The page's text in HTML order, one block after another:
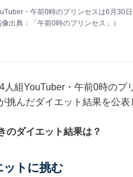
・午前0時のプリンセスは6月30
出典：「午前0時のプリンセス」）
人組YouTuber・午前0時の
挑んだダイエット結果を公表
のダイエット結果は？
トに挑む